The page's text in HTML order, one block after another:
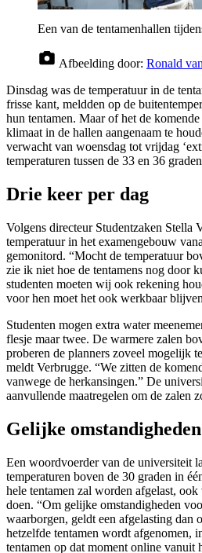
Een van de tentamenhallen
Afbeelding door: Ronald
Dinsdag was de temperatuur in de
frisse kant, meldden op de
hun tentamen. Maar of het de
klimaat in de hallen aangenaam te
verwacht van woensdag tot vrijdag
temperaturen tussen de 33 en 36
Drie keer per dag
Volgens directeur Studentzaken Stella
temperatuur in het examengebouw
gemonitord. “Mocht de temperatuur
zie ik niet hoe de tentamens nog door
studenten moeten wij ook rekening
voor hen moet het ook werkbaar
Studenten mogen extra water
flesje maar twee. De warmere zalen
proberen de planners zoveel mogelijk
meldt Verbrugge. “We zitten de
vanwege de herkansingen.” De
aanvullende maatregelen om de zalen
Gelijke omstandigheden
Een woordvoerder van de universiteit
temperaturen boven de 30 graden in
hele tentamen zal worden afgelast,
doen. “Om gelijke omstandigheden
waarborgen, geldt een afgelasting dan
hetzelfde tentamen wordt afgenomen,
tentamen op dat moment online vanuit